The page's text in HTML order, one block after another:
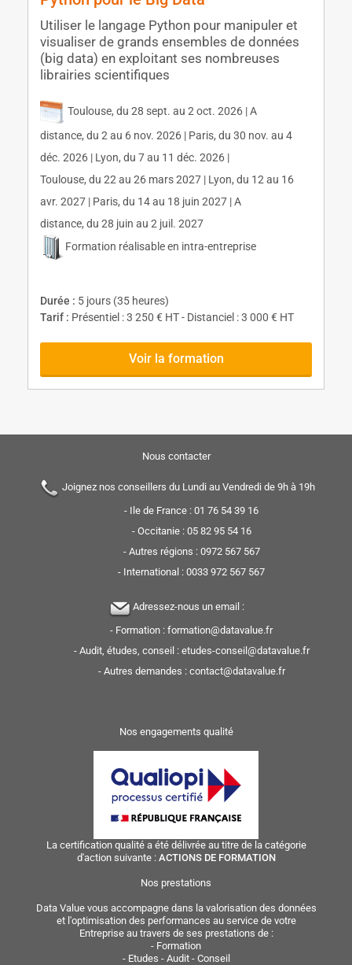
Utiliser le langage Python pour manipuler et
visualiser de grands ensembles de données
(big data) en exploitant ses nombreuses
librairies scientifiques
Toulouse, du 28 sept. au 2 oct. 2026 | A
distance, du 2 au 6 nov. 2026 | Paris, du 30 nov. au 4
déc. 2026 | Lyon, du 7 au 11 déc. 2026 |
Toulouse, du 22 au 26 mars 2027 | Lyon, du 12 au 16
avr. 2027 | Paris, du 14 au 18 juin 2027 | A
distance, du 28 juin au 2 juil. 2027
Formation réalisable en intra-entreprise
Durée : 5 jours (35 heures)
Tarif : Présentiel : 3 250 € HT - Distanciel : 3 000 € HT
Voir la formation
Nous contacter
Joignez nos conseillers du Lundi au Vendredi de 9h à 19h
- Ile de France : 01 76 54 39 16
- Occitanie : 05 82 95 54 16
- Autres régions : 0972 567 567
- International : 0033 972 567 567
Adressez-nous un email :
- Formation : formation@datavalue.fr
- Audit, études, conseil : etudes-conseil@datavalue.fr
- Autres demandes : contact@datavalue.fr
Nos engagements qualité
La certification qualité a été délivrée au titre de la catégorie
d'action suivante : ACTIONS DE FORMATION
Nos prestations
Data Value vous accompagne dans la valorisation des données
et l'optimisation des performances au service de votre
Entreprise au travers de ses prestations de :
- Formation
- Etudes - Audit - Conseil